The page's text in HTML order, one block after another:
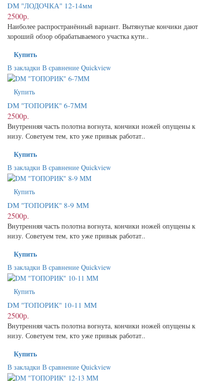
DМ "ЛОДОЧКА" 12-14мм
2500р.
Наиболее распространённый вариант. Вытянутые кончики дают
хороший обзор обрабатываемого участка кути..
Купить
В закладки В сравнение Quickview
Купить
DМ "ТОПОРИК" 6-7ММ
2500р.
Внутренняя часть полотна вогнута, кончики ножей опущены к
низу. Советуем тем, кто уже привык работат..
Купить
В закладки В сравнение Quickview
Купить
DМ "ТОПОРИК" 8-9 ММ
2500р.
Внутренняя часть полотна вогнута, кончики ножей опущены к
низу. Советуем тем, кто уже привык работат..
Купить
В закладки В сравнение Quickview
Купить
DМ "ТОПОРИК" 10-11 ММ
2500р.
Внутренняя часть полотна вогнута, кончики ножей опущены к
низу. Советуем тем, кто уже привык работат..
Купить
В закладки В сравнение Quickview